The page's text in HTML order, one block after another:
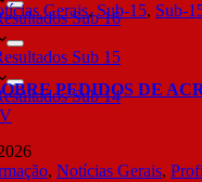
Sub 16
Sub 15
Sub 14
Gerais, Sub-15, Sub-
PEDIDOS DE
, Notícias Gerais,